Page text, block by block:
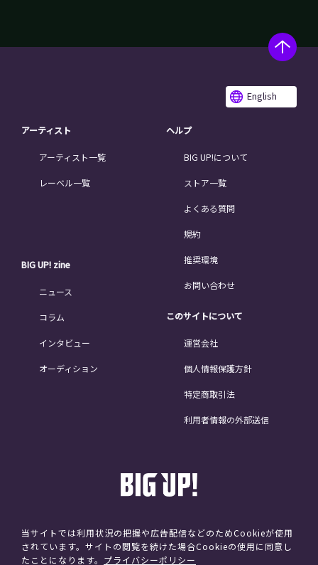
English
アーティスト
アーティスト一覧
レーベル一覧
BIG UP! zine
ニュース
コラム
インタビュー
オーディション
ヘルプ
BIG UP!について
ストア一覧
よくある質問
規約
推奨環境
お問い合わせ
このサイトについて
運営会社
個人情報保護方針
特定商取引法
利用者情報の外部送信
©avex
当サイトでは利用状況の把握や広告配信などのためCookieが使用
されています。サイトの閲覧を続けた場合Cookieの使用に同意し
たことになります。 プライバシーポリシー